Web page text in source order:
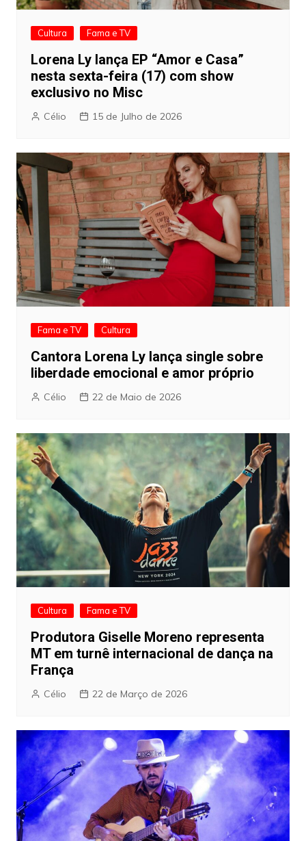
Cultura Fama e TV
Lorena Ly lança EP “Amor e Casa”
nesta sexta-feira (17) com show
exclusivo no Misc
Célio 15 de Julho de 2026
Fama e TV Cultura
Cantora Lorena Ly lança single sobre
liberdade emocional e amor próprio
Célio 22 de Maio de 2026
Cultura Fama e TV
Produtora Giselle Moreno representa
MT em turnê internacional de dança na
França
Célio 22 de Março de 2026